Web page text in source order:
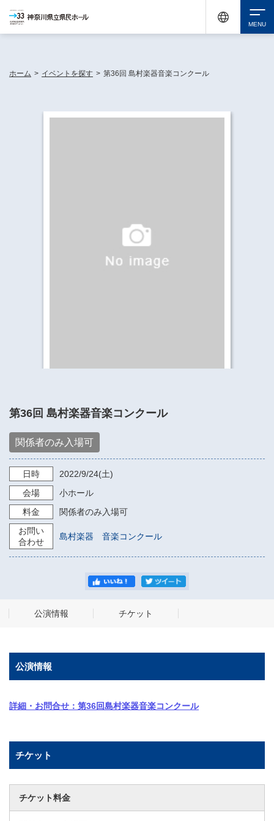
ホーム > イベントを探す > 第36回 島村楽器音楽コンクール
第36回 島村楽器音楽コンクール
関係者のみ入場可
日時 2022/9/24(土)
会場
小ホール
料金
関係者のみ入場可
お問い
合わせ
島村楽器 音楽コンクール
公演情報 チケット
公演情報
詳細・お問合せ：第36回島村楽器音楽コンクール
チケット
チケット料金